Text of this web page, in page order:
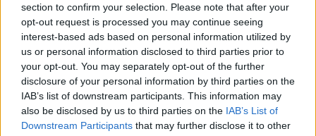
section to confirm your selection. Please note that after your
opt-out request is processed you may continue seeing
interest-based ads based on personal information utilized by
us or personal information disclosed to third parties prior to
your opt-out. You may separately opt-out of the further
disclosure of your personal information by third parties on the
IAB’s list of downstream participants. This information may
also be disclosed by us to third parties on the IAB’s List of
Downstream Participants that may further disclose it to other
Προς εκτύπωση το πολλαπλό βιβλίο - «Σύγχρονο
εκπαιδευτικό υλικό, τόσο σε έντυπη όσο και σε
ηλεκτρονική μορφή»
09/08/2026 - 13:24
Γερμανία: Το Βερολίνο θα επεκτείνει την έρευνα για
την ασφάλεια από τα drones μετά το περιστατικό σε
αεροδρόμιο